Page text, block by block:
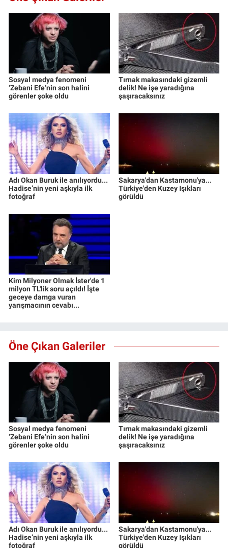
Sosyal medya fenomeni
‘Zebani Efe’nin son halini
görenler şoke oldu
Tırnak makasındaki gizemli
delik! Ne işe yaradığına
şaşıracaksınız
Adı Okan Buruk ile anılıyordu...
Hadise’nin yeni aşkıyla ilk
fotoğraf
Sakarya'dan Kastamonu'ya...
Türkiye'den Kuzey Işıkları
görüldü
Kim Milyoner Olmak İster'de 1
milyon TL'lik soru açıldı! İşte
geceye damga vuran
yarışmacının cevabı...
Öne Çıkan Galeriler
Sosyal medya fenomeni
‘Zebani Efe’nin son halini
görenler şoke oldu
Tırnak makasındaki gizemli
delik! Ne işe yaradığına
şaşıracaksınız
Adı Okan Buruk ile anılıyordu...
Hadise’nin yeni aşkıyla ilk
fotoğraf
Sakarya'dan Kastamonu'ya...
Türkiye'den Kuzey Işıkları
görüldü